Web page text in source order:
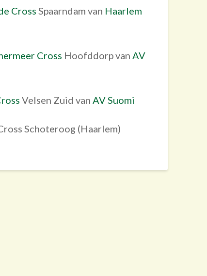
Cross Spaarndam van Haarlem
Cross Hoofddorp van AV
Velsen Zuid van AV Suomi
Schoteroog (Haarlem)